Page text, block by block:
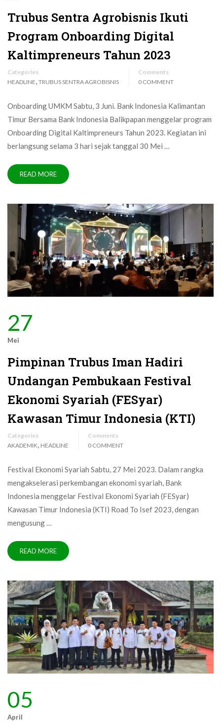
Trubus Sentra Agrobisnis Ikuti
Program Onboarding Digital
Kaltimpreneurs Tahun 2023
Categories
HEADLINE, TRUBUS SENTRA AGROBISNIS
Comments
0 COMMENT
Onboarding UMKM Sabtu, 3 Juni. Bank Indonesia Kalimantan
Timur Bersama Bank Indonesia Balikpapan menggelar program
Onboarding Digital Kaltimpreneurs Tahun 2023. Kegiatan ini
berlangsung selama 3 hari sejak tanggal 30 Mei …
READ MORE
27
Mei
Pimpinan Trubus Iman Hadiri
Undangan Pembukaan Festival
Ekonomi Syariah (FESyar)
Kawasan Timur Indonesia (KTI)
Categories
AKADEMIK, HEADLINE
Comments
0 COMMENT
Festival Ekonomi Syariah Sabtu, 27 Mei 2023. Dalam rangka
mengakselerasi perkembangan ekonomi syariah, Bank
Indonesia menggelar Festival Ekonomi Syariah (FESyar)
Kawasan Timur Indonesia (KTI) Road To Isef 2023, dengan
mengusung …
READ MORE
05
April